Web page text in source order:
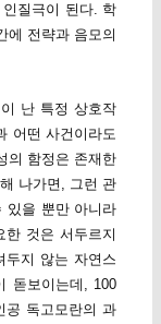
질극이 된다. 학
에 전략과 음모의
난 특정 상호작
어떤 사건이라도
의 함정은 존재한
나가면, 그런 관
있을 뿐만 아니라
것은 서두르지
두지 않는 자연스
돋보이는데, 100
공 독고모란의 과